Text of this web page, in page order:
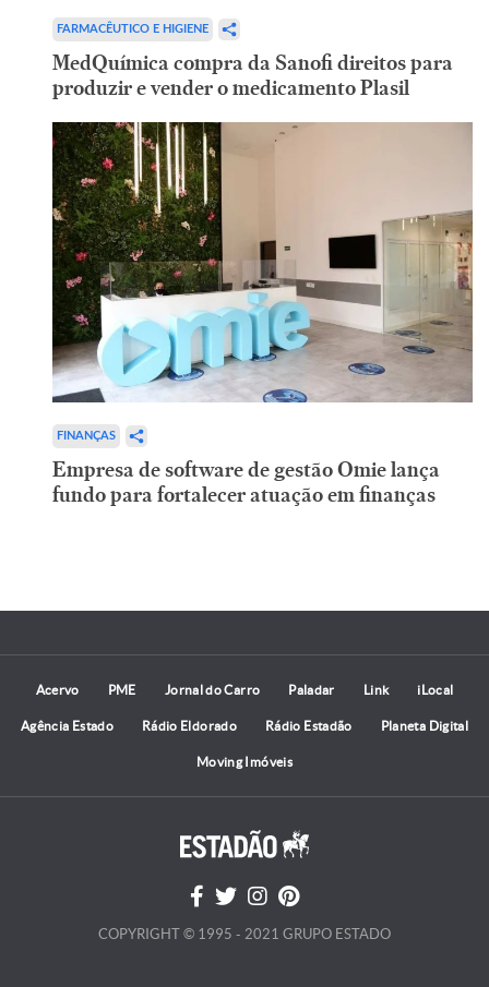
FARMACÊUTICO E HIGIENE
MedQuímica compra da Sanofi direitos para
produzir e vender o medicamento Plasil
FINANÇAS
Empresa de software de gestão Omie lança
fundo para fortalecer atuação em finanças
Acervo PME Jornal do Carro Paladar Link iLocal
Agência Estado Rádio Eldorado Rádio Estadão Planeta Digital
Moving Imóveis
COPYRIGHT © 1995 - 2021 GRUPO ESTADO